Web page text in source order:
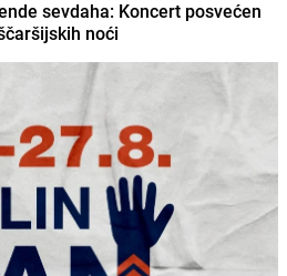
sevdaha: Koncert posvećen
noći